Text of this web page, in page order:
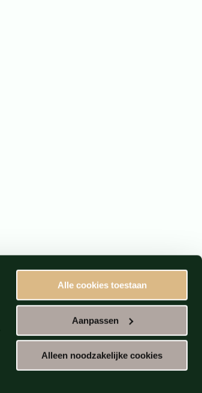
Alle cookies toestaan
Aanpassen
Alleen noodzakelijke cookies